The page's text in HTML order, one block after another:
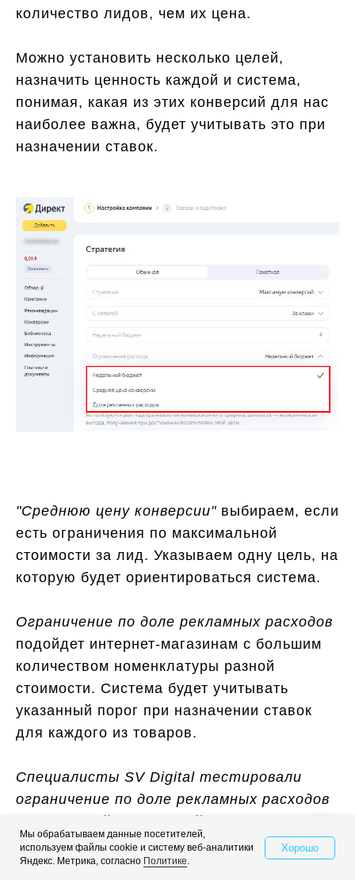
количество лидов, чем их цена.
Можно установить несколько целей,
назначить ценность каждой и система,
понимая, какая из этих конверсий для нас
наиболее важна, будет учитывать это при
назначении ставок.
"Среднюю цену конверсии" выбираем, если
есть ограничения по максимальной
стоимости за лид. Указываем одну цель, на
которую будет ориентироваться система.
Ограничение по доле рекламных расходов
подойдет интернет-магазинам с большим
количеством номенклатуры разной
стоимости. Система будет учитывать
указанный порог при назначении ставок
для каждого из товаров.
Специалисты SV Digital тестировали
ограничение по доле рекламных расходов
интернет-магазинови увидели, что оно
отрабатывает не очень хорошо. При
Свяжитесь с нами
Мы обрабатываем данные посетителей,
используем файлы cookie и систему веб-аналитики
Яндекс. Метрика, согласно Политике.
Хорошо